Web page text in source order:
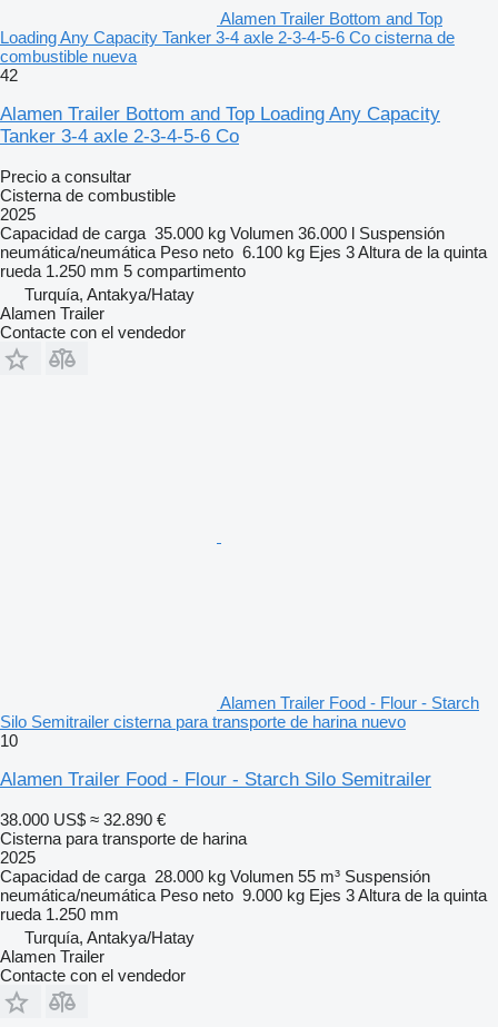
Alamen Trailer Bottom and Top
Loading Any Capacity Tanker 3-4 axle 2-3-4-5-6 Co cisterna de
combustible nueva
42
Alamen Trailer Bottom and Top Loading Any Capacity
Tanker 3-4 axle 2-3-4-5-6 Co
Precio a consultar
Cisterna de combustible
2025
Capacidad de carga 35.000 kg Volumen 36.000 l Suspensión
neumática/neumática Peso neto 6.100 kg Ejes 3Altura de la quinta
rueda 1.250 mm 5 compartimento
Turquía, Antakya/Hatay
Alamen Trailer
Contacte con el vendedor
Alamen Trailer Food - Flour - Starch
Silo Semitrailer cisterna para transporte de harina nuevo
10
Alamen Trailer Food - Flour - Starch Silo Semitrailer
38.000 US$ ≈ 32.890 €
Cisterna para transporte de harina
2025
Capacidad de carga 28.000 kg Volumen 55 m³ Suspensión
neumática/neumática Peso neto 9.000 kg Ejes 3Altura de la quinta
rueda 1.250 mm
Turquía, Antakya/Hatay
Alamen Trailer
Contacte con el vendedor